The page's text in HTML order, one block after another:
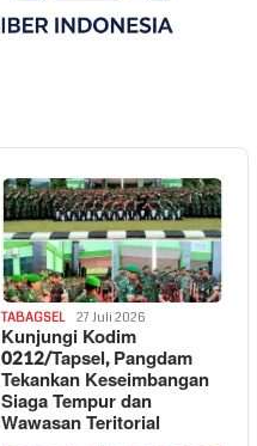
TABAGSEL 27 Juli 2026
Kunjungi Kodim
0212/Tapsel, Pangdam
Tekankan Keseimbangan
Siaga Tempur dan
Wawasan Teritorial